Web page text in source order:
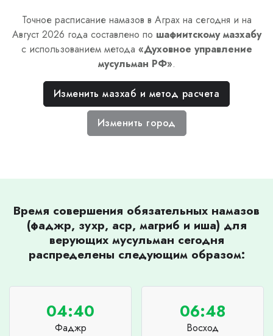
Точное расписание намазов в Аграх на сегодня и на
Август 2026 года составлено по шафиитскомумазхабу
с использованием метода «Духовное управление
мусульман РФ».
Изменить мазхаб и метод расчета
Изменить город
Время совершения обязательных намазов
(фаджр, зухр, аср, магриб и иша) для
верующих мусульман сегодня
распределены следующим образом:
04:40
Фаджр
06:48
Восход